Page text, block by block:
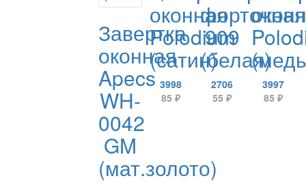
Завертка
оконная
Apecs
WH-
0042
GM
(мат.золото)
оконная
Polodium
(сатин)
3998
85₽
форточная
909
(белая)
2706
55₽
3997
85 ₽